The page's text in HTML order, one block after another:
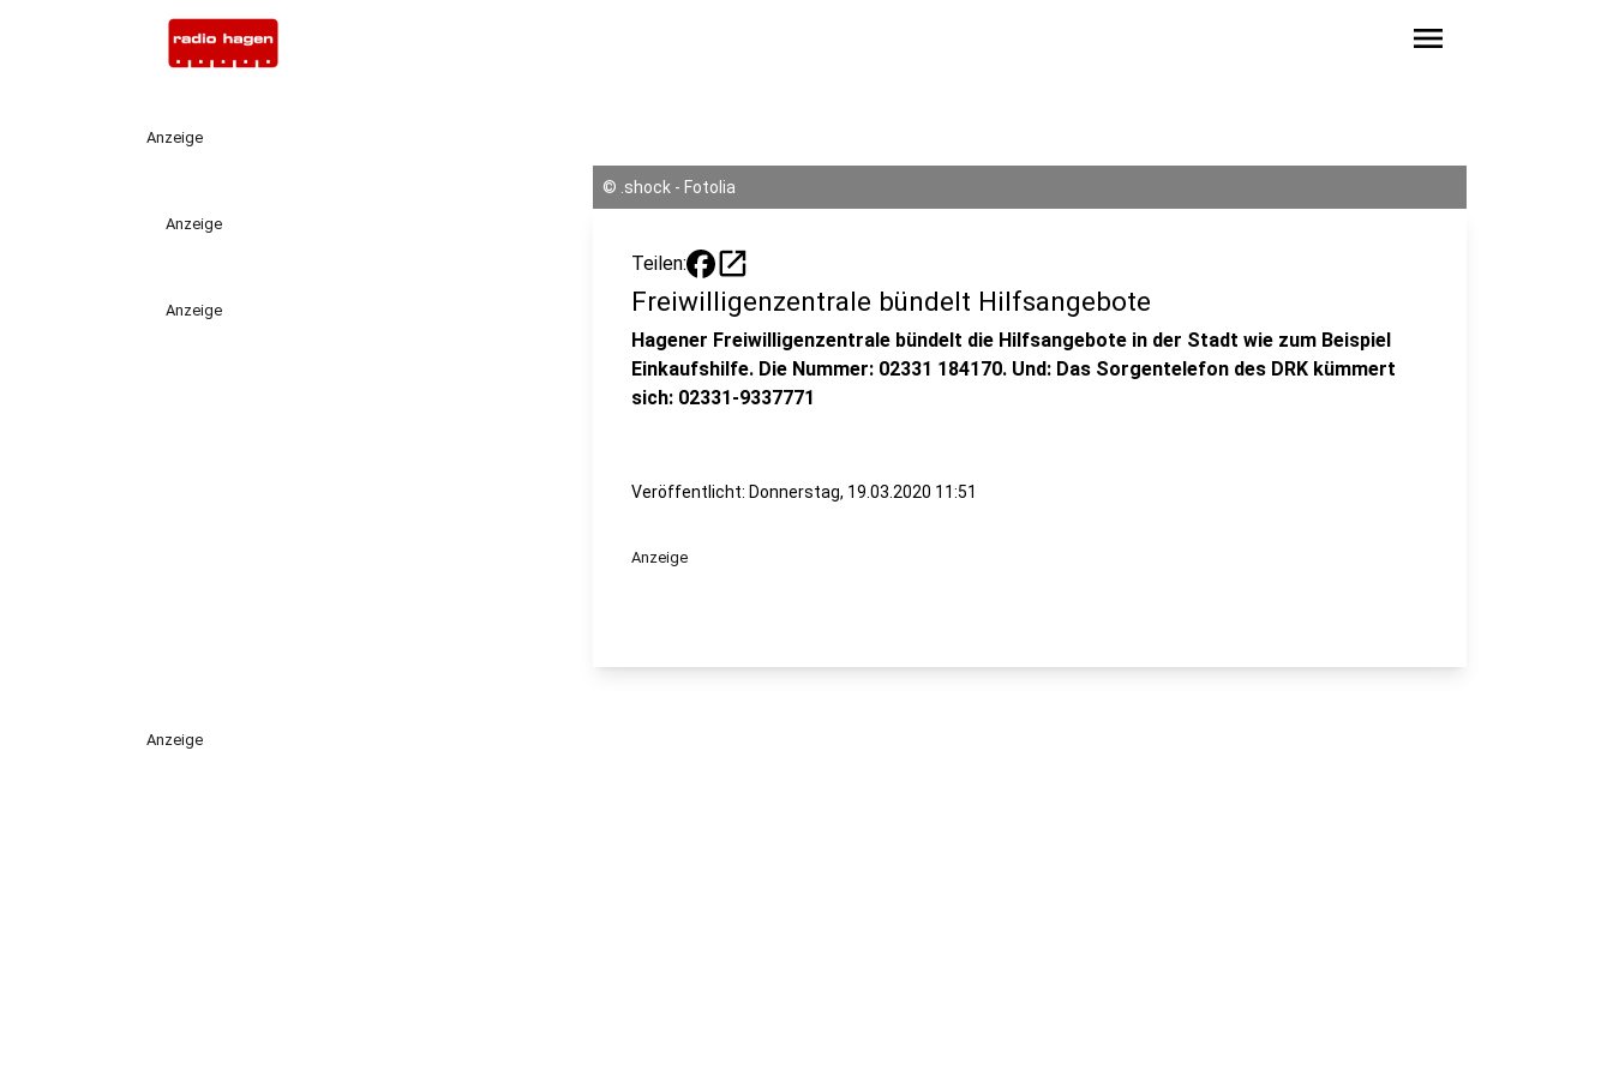
menu
Anzeige
Anzeige
Anzeige
© .shock - Fotolia
Teilen: open_in_new
Freiwilligenzentrale bündelt Hilfsangebote
Hagener Freiwilligenzentrale bündelt die Hilfsangebote in der Stadt wie zum Beispiel
Einkaufshilfe. Die Nummer: 02331 184170. Und: Das Sorgentelefon des DRK kümmert
sich: 02331-9337771
Veröffentlicht: Donnerstag, 19.03.2020 11:51
Anzeige
Anzeige